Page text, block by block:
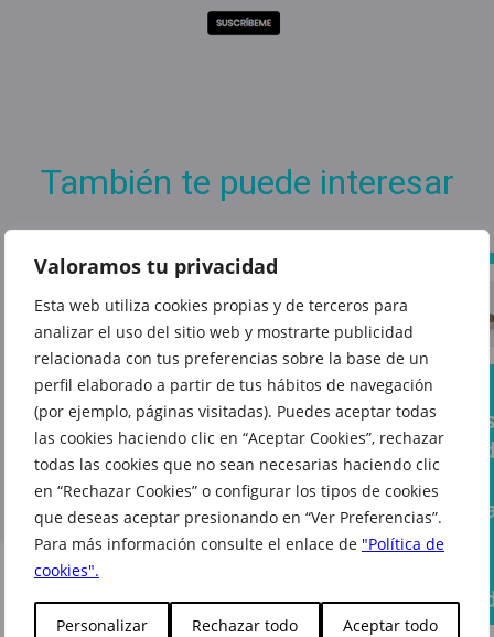
Valoramos tu privacidad
Esta web utiliza cookies propias y de terceros para
analizar el uso del sitio web y mostrarte publicidad
relacionada con tus preferencias sobre la base de un
perfil elaborado a partir de tus hábitos de navegación
(por ejemplo, páginas visitadas). Puedes aceptar todas
las cookies haciendo clic en “Aceptar Cookies”, rechazar
todas las cookies que no sean necesarias haciendo clic
en “Rechazar Cookies” o configurar los tipos de cookies
que deseas aceptar presionando en “Ver Preferencias”.
Para más información consulte el enlace de "Política de
cookies".
Personalizar Rechazar todo Aceptar todo
También te puede interesar
La tendencia
lencera sigue
conquistando
la temporada
Prepárate
para una
hamburguesa
con mucho
sabor en
Los
mejores
planes
verano
con el